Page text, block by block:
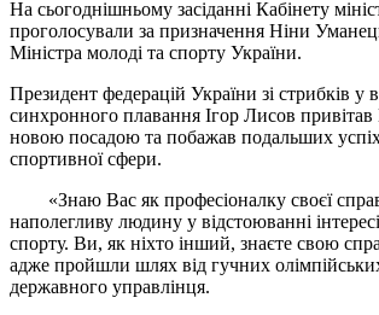
На сьогоднішньому засіданні Кабінету
проголосували за призначення Ніни
Міністра молоді та спорту України.
Президент федерацій України зі стрибків у
синхронного плавання Ігор Лисов
новою посадою та побажав подальших
спортивної сфери.
«Знаю Вас як професіоналку своєї
наполегливу людину у відстоюванні
спорту. Ви, як ніхто інший, знаєте свою
адже пройшли шлях від гучних
державного управлінця.